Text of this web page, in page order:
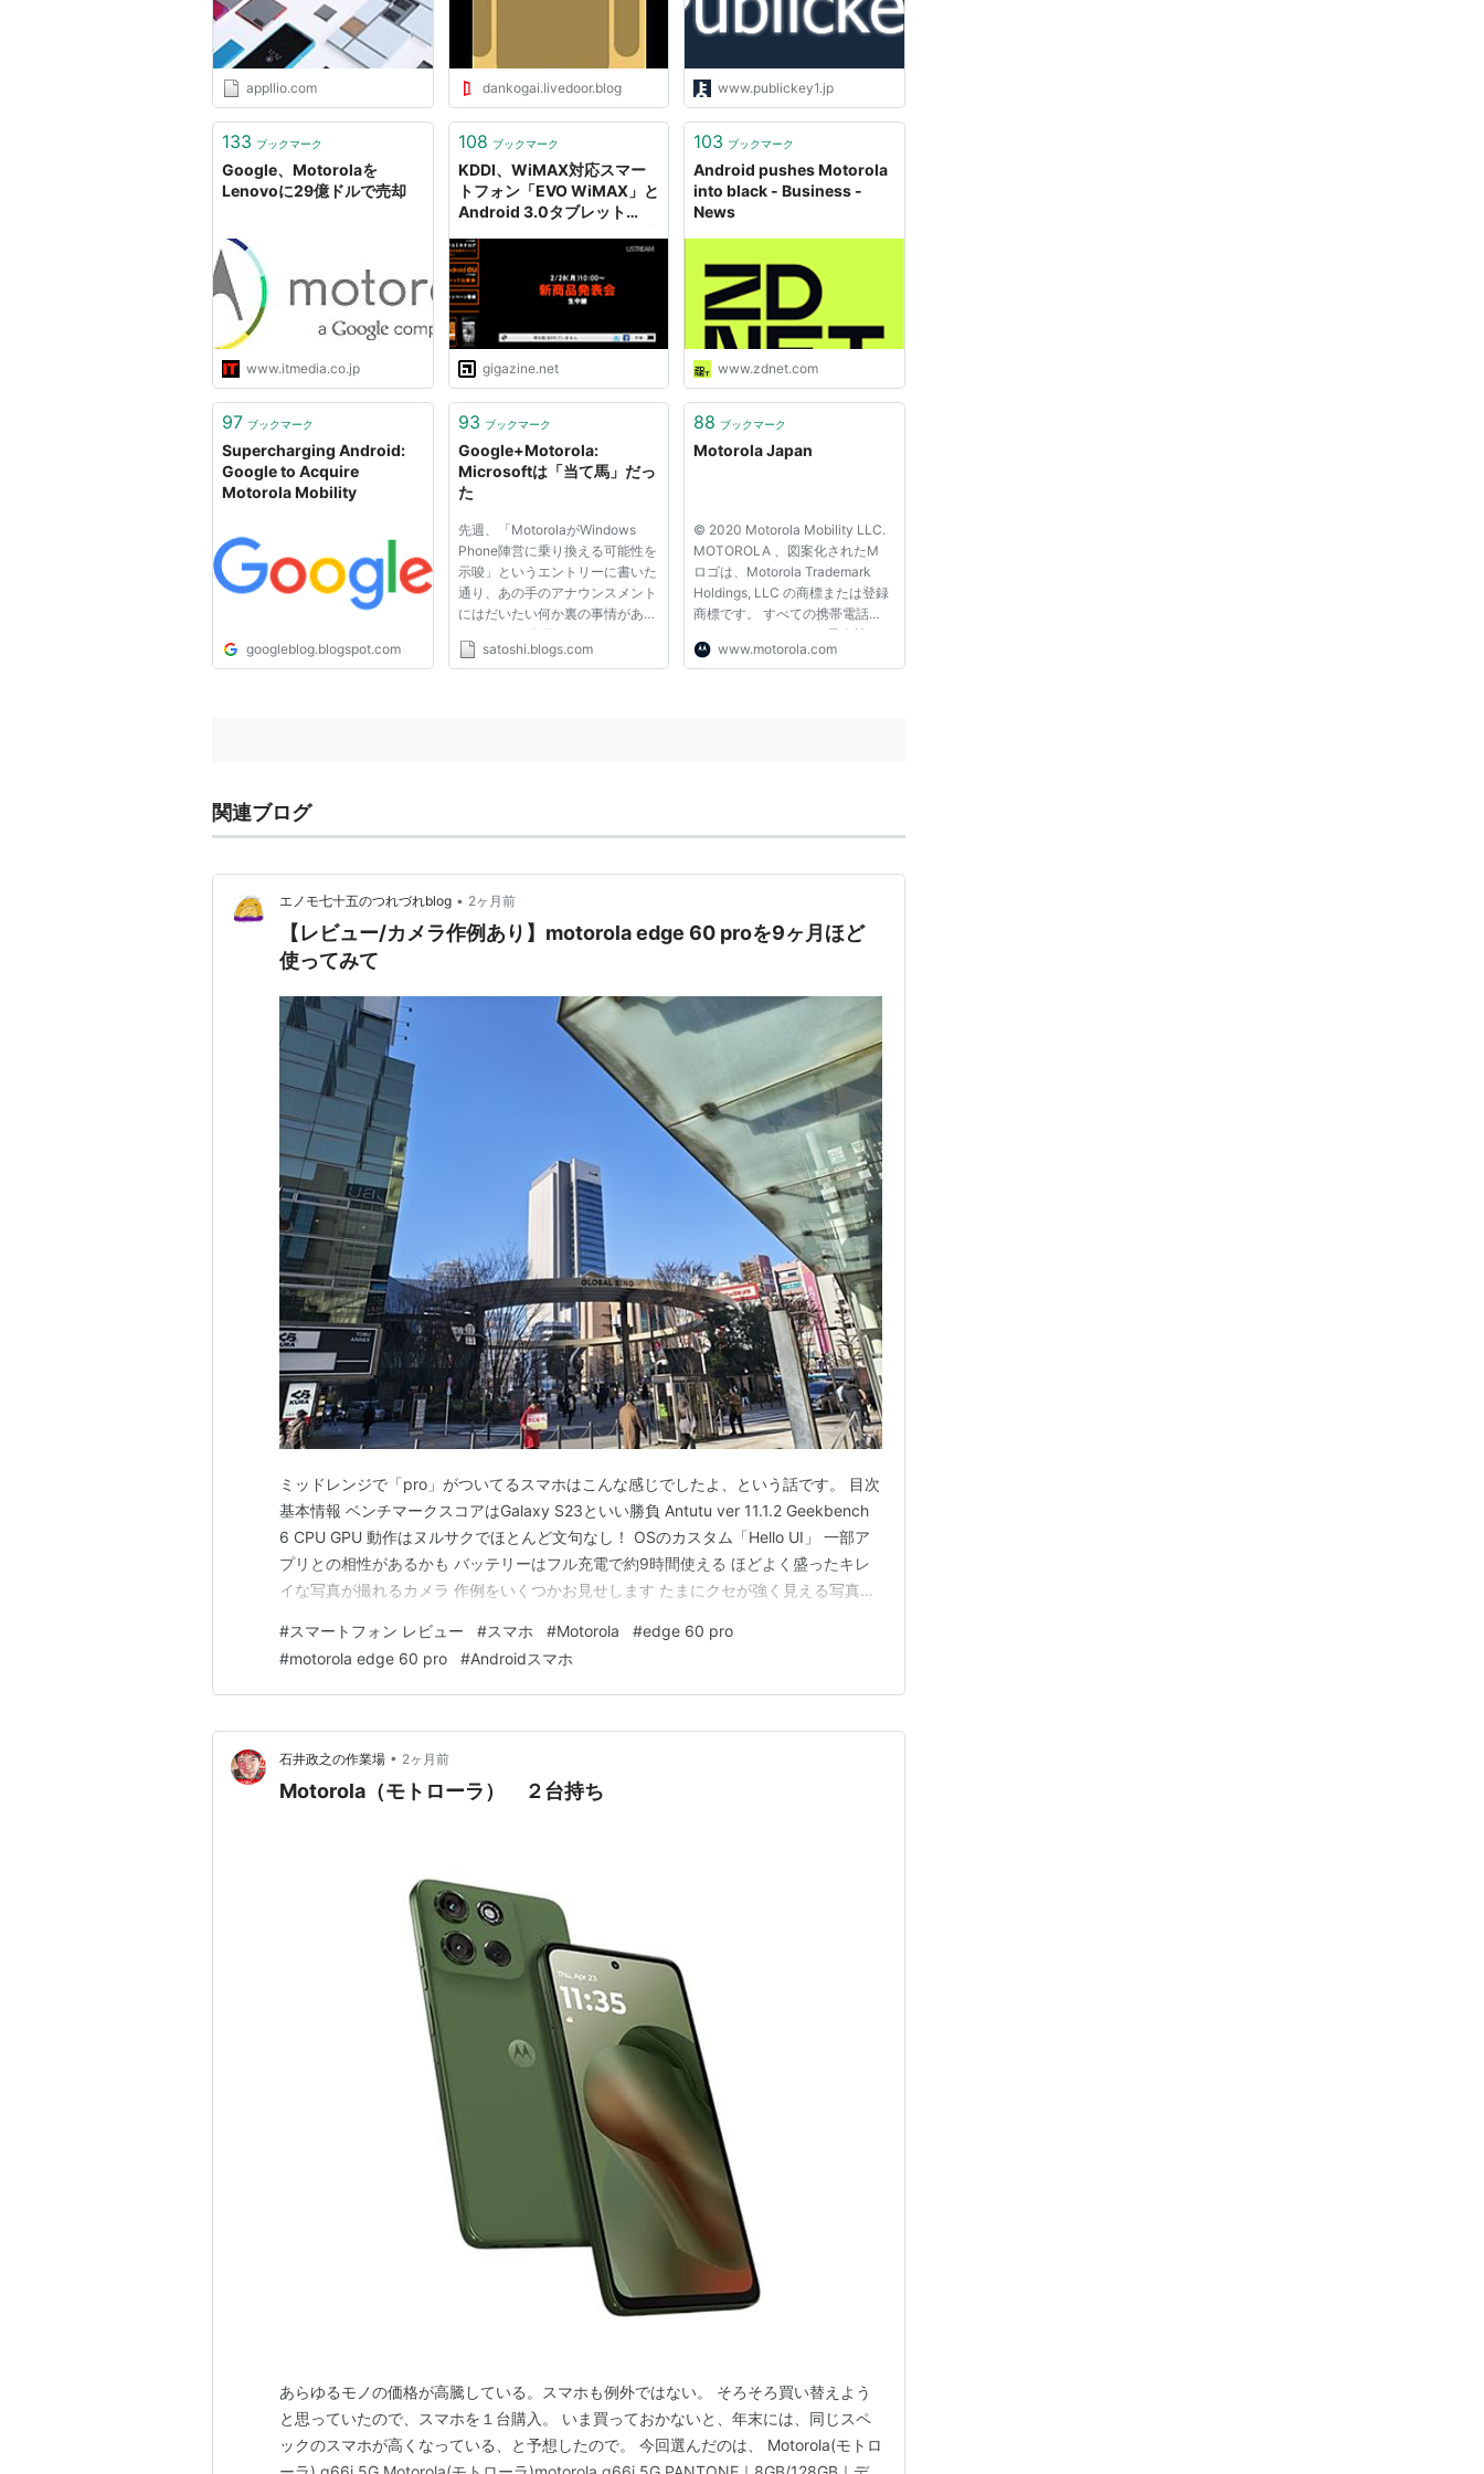
appllio.com dankogai.livedoor.blog www.publickey1.jp
133 ブックマーク
Google、Motorolaを
Lenovoに29億ドルで売却
www.itmedia.co.jp
108 ブックマーク
KDDI、WiMAX対応スマー
トフォン「EVO WiMAX」と
Android 3.0タブレット
する予定であることが明らか
に
gigazine.net
103 ブックマーク
Android pushes Motorola
into black - Business -
News
www.zdnet.com
97 ブックマーク
Supercharging Android:
Google to Acquire
Motorola Mobility
googleblog.blogspot.com
93 ブックマーク
Google+Motorola:
Microsoftは「当て馬」だっ
た
先週、「MotorolaがWindows
Phone陣営に乗り換える可能性を
示唆」というエントリーに書いた
通り、あの手のアナウンスメント
にはだいたい何か裏の事情があ
る。 そして今日、Googleが
Motorolaの携帯電話部門を買収す
satoshi.blogs.com
88 ブックマーク
Motorola Japan
© 2020 Motorola Mobility LLC.
MOTOROLA 、図案化されたM
ロゴは、Motorola Trademark
Holdings, LLC の商標または登録
商標です。 すべての携帯電話
が、Lenovo の 100％ 子会社であ
る Motorola Mobility LLC によっ
www.motorola.com
関連ブログ
エノモ七十五のつれづれblog • 2ヶ月前
【レビュー/カメラ作例あり】motorola edge 60 proを9ヶ月ほど
使ってみて
ミッドレンジで「pro」がついてるスマホはこんな感じでしたよ、という話です。 目次
基本情報 ベンチマークスコアはGalaxy S23といい勝負 Antutu ver 11.1.2 Geekbench
6 CPU GPU 動作はヌルサクでほとんど文句なし！ OSのカスタム「Hello UI」 一部ア
プリとの相性があるかも バッテリーはフル充電で約9時間使える ほどよく盛ったキレ
イな写真が撮れるカメラ 作例をいくつかお見せします たまにクセが強く見える写真が
になるポイント１：露出調整 気になるポイント２：手ぶれ補…
#スマートフォン レビュー #スマホ #Motorola #edge 60 pro
#motorola edge 60 pro #Androidスマホ
石井政之の作業場 • 2ヶ月前
Motorola（モトローラ） ２台持ち
あらゆるモノの価格が高騰している。スマホも例外ではない。 そろそろ買い替えよう
と思っていたので、スマホを１台購入。 いま買っておかないと、年末には、同じスペ
ックのスマホが高くなっている、と予想したので。 今回選んだのは、 Motorola(モトロ